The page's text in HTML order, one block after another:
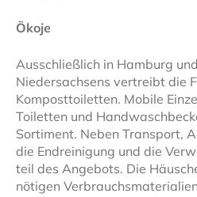
Ökoje
Ausschließlich in Hamburg
Niedersachsens vertreibt die
Komposttoiletten. Mobile
Toiletten und
Sortiment. Neben Transport,
die Endreinigung und die
teil des Angebots. Die
nötigen